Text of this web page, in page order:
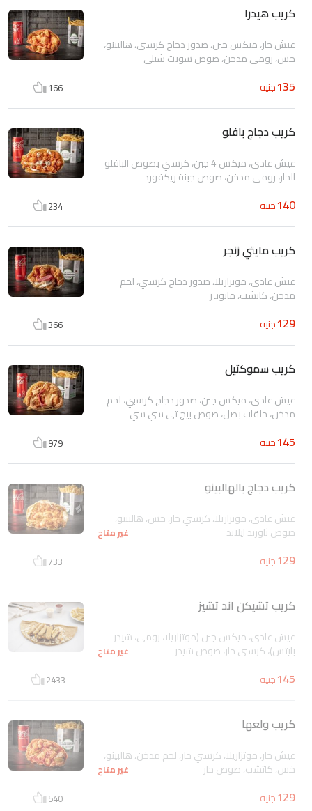
كريب هيدرا
عيش حار، ميكس جبن، صدور دجاج كرسبي، هالبينو،
خس، رومي مدخن، صوص سويت شيلي
135جنيه 166
كريب دجاج بافلو
عيش عادى، ميكس 4 جبن، كرسبي بصوص البافلو
الحار، رومي مدخن، صوص جبنة ريكفورد
140جنيه 234
كريب مايتي زنجر
عيش عادى، موتزاريلا، صدور دجاج كرسبي، لحم
مدخن، كاتشب، مايونيز
129جنيه 366
كريب سموكتيل
عيش عادى، ميكس جبن، صدور دجاج كرسبي، لحم
مدخن، حلقات بصل، صوص بيج تي سي سي
145جنيه 979
كريب دجاج بالهالبينو
عيش عادى، موتزاريلا، كرسبي حار، خس، هالبينو،
صوص ثاوزند ايلاند غير متاح
129جنيه 733
كريب تشيكن اند تشيز
عيش عادى، ميكس جبن (موتزاريلا، رومي، شيدر
بايتس)، كرسبي حار، صوص شيدر غير متاح
145جنيه 2433
كريب ولعها
عيش حار، موتزاريلا، كرسبي حار، لحم مدخن، هالبينو،
خس، كاتشب، صوص حار غير متاح
129جنيه 540